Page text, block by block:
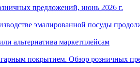
предложений, июнь 2026 г.
эмалированной посуды
альтернатива маркетплейсам
покрытием. Обзор розничных